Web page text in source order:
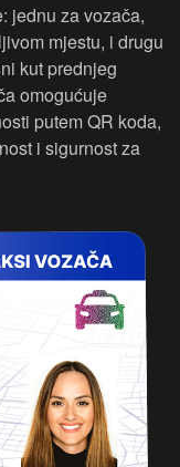
jednu za vozača,
mjestu, i drugu
kut prednjeg
omogućuje
putem QR koda,
i sigurnost za